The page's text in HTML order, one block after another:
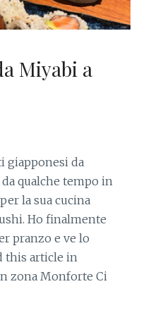
Miyabi a
giapponesi da
qualche tempo in
la sua cucina
Ho finalmente
pranzo e ve lo
this article in
zona Monforte Ci